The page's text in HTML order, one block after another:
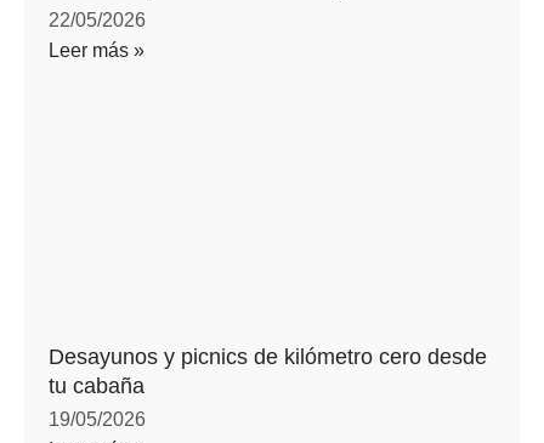
22/05/2026
Leer más »
Desayunos y picnics de kilómetro cero desde
tu cabaña
19/05/2026